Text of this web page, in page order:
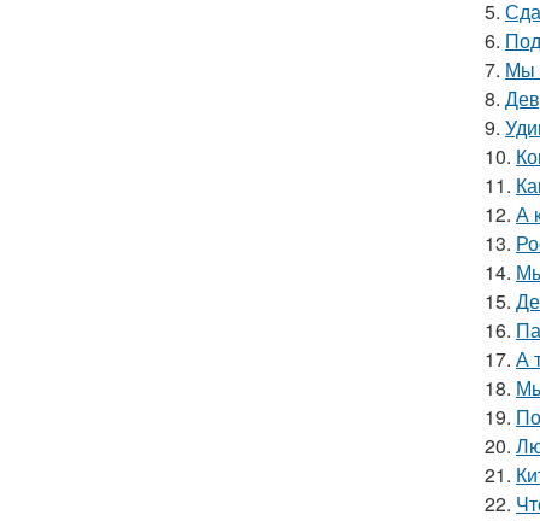
5.
6.
7. Мы
8.
9.
10.
11.
12. А
13.
14.
15.
16.
17. А
18.
19.
20.
21.
22.